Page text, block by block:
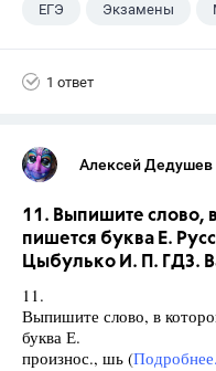
ЕГЭ Экзамены
1 ответ
Алексей Дедушев
11. Выпишите слово,
пишется буква Е.
Цыбулько И. П. ГДЗ.
11.
Выпишите слово, в
буква Е.
произнос., шь (